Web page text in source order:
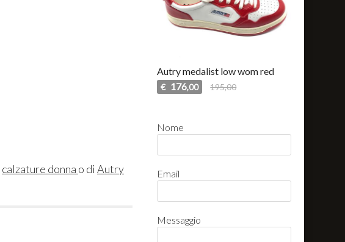
calzature donna o di Autry
Autry medalist low wom red
€ 176,00 195,00
Nome
Email
Messaggio